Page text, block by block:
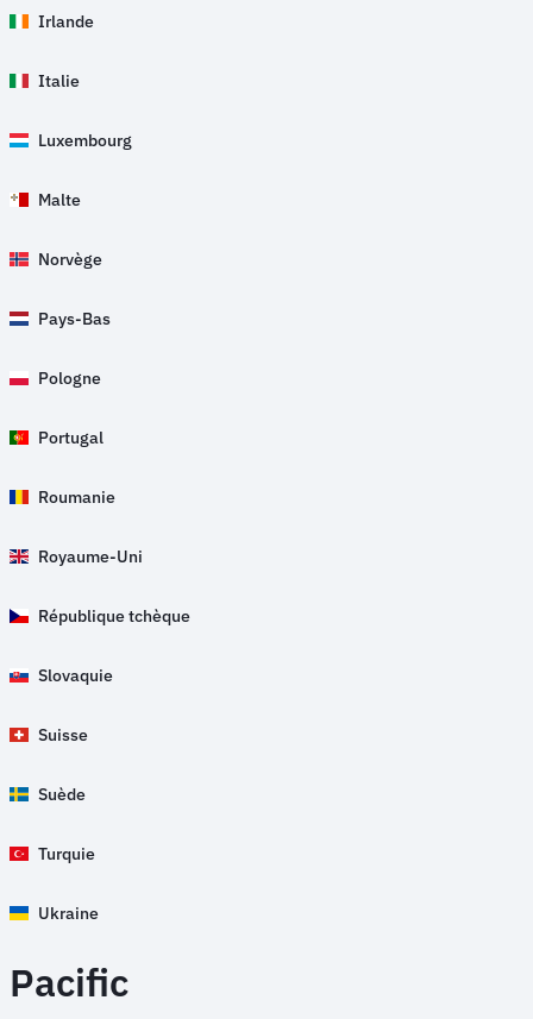
Irlande
Italie
Luxembourg
Malte
Norvège
Pays-Bas
Pologne
Portugal
Roumanie
Royaume-Uni
République tchèque
Slovaquie
Suisse
Suède
Turquie
Ukraine
Pacific